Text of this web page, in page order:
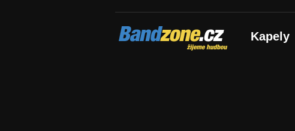
Bandzone.cz
žijeme hudbou Kapely